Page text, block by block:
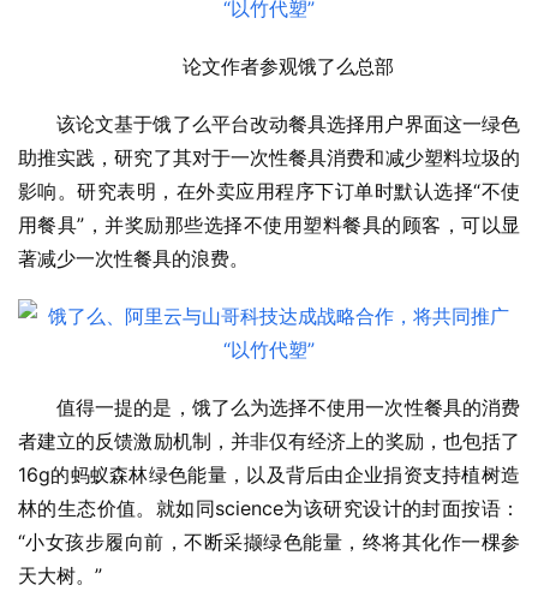
论文作者参观饿了么总部
该论文基于饿了么平台改动餐具选择用户界面这一绿色
助推实践，研究了其对于一次性餐具消费和减少塑料垃圾的
影响。研究表明，在外卖应用程序下订单时默认选择“不使
用餐具”，并奖励那些选择不使用塑料餐具的顾客，可以显
著减少一次性餐具的浪费。
值得一提的是，饿了么为选择不使用一次性餐具的消费
者建立的反馈激励机制，并非仅有经济上的奖励，也包括了
16g的蚂蚁森林绿色能量，以及背后由企业捐资支持植树造
林的生态价值。就如同science为该研究设计的封面按语：
“小女孩步履向前，不断采撷绿色能量，终将其化作一棵参
天大树。”